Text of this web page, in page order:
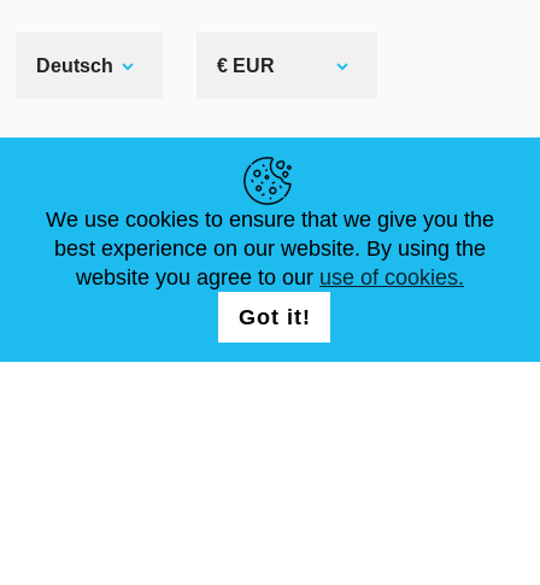
Deutsch € EUR
NEUIGKEITEN
ARTIKEL
ABOUT US
FAQ
STANDARDGRÖSSEN
SCHREIB UNS
We use cookies to ensure that we give you the
best experience on our website. By using the
website you agree to our use of cookies.
Got it!